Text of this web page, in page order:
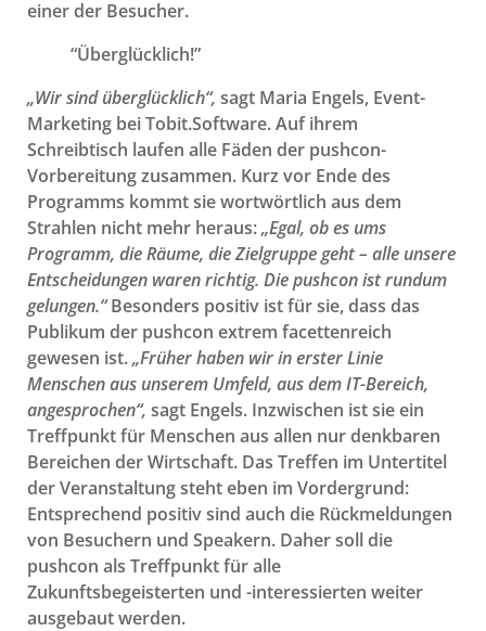
einer der Besucher.
“Überglücklich!”
„Wir sind überglücklich“, sagt Maria Engels, Event-
Marketing bei Tobit.Software. Auf ihrem
Schreibtisch laufen alle Fäden der pushcon-
Vorbereitung zusammen. Kurz vor Ende des
Programms kommt sie wortwörtlich aus dem
Strahlen nicht mehr heraus:„Egal, ob es ums
Programm, die Räume, die Zielgruppe geht – alle unsere
Entscheidungen waren richtig. Die pushcon ist rundum
gelungen.“Besonders positiv ist für sie, dass das
Publikum der pushcon extrem facettenreich
gewesen ist.„Früher haben wir in erster Linie
Menschen aus unserem Umfeld, aus dem IT-Bereich,
angesprochen“, sagt Engels. Inzwischen ist sie ein
Treffpunkt für Menschen aus allen nur denkbaren
Bereichen der Wirtschaft. Das Treffen im Untertitel
der Veranstaltung steht eben im Vordergrund:
Entsprechend positiv sind auch die Rückmeldungen
von Besuchern und Speakern. Daher soll die
pushcon als Treffpunkt für alle
Zukunftsbegeisterten und -interessierten weiter
ausgebaut werden.